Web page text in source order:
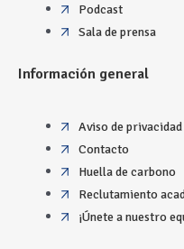
Podcast
Sala de prensa
Información general
Aviso de privacidad
Contacto
Huella de carbono
Reclutamiento
¡Únete a nuestro